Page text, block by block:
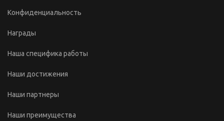
Конфиденциальность
Награды
Наша специфика работы
Наши достижения
Наши партнеры
Наши преимущества